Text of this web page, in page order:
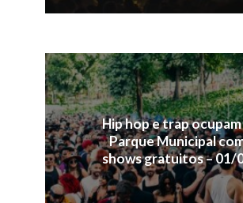
Hip hop e trap
Parque Municipal
shows gratuitos – 01/